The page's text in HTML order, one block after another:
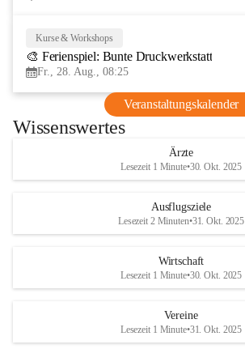
Kurse & Workshops
🎨 Ferienspiel: Bunte Druckwerkstatt
Fr., 28. Aug., 08:25
Veranstaltungskalender
Wissenswertes
Ärzte
Lesezeit 1 Minute•30. Okt. 2025
Ausflugsziele
Lesezeit 2 Minuten•31. Okt. 2025
Wirtschaft
Lesezeit 1 Minute•30. Okt. 2025
Vereine
Lesezeit 1 Minute•31. Okt. 2025